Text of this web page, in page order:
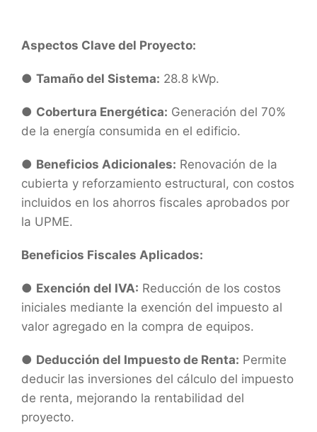
Aspectos Clave del Proyecto:
● Tamaño del Sistema: 28.8 kWp.
● Cobertura Energética: Generación del 70%
de la energía consumida en el edificio.
● Beneficios Adicionales: Renovación de la
cubierta y reforzamiento estructural, con costos
incluidos en los ahorros fiscales aprobados por
la UPME.
Beneficios Fiscales Aplicados:
● Exención del IVA: Reducción de los costos
iniciales mediante la exención del impuesto al
valor agregado en la compra de equipos.
● Deducción del Impuesto de Renta: Permite
deducir las inversiones del cálculo del impuesto
de renta, mejorando la rentabilidad del
proyecto.